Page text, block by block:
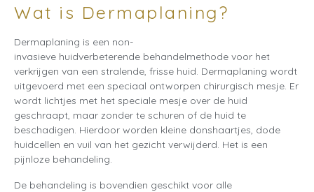
Wat is Dermaplaning?
Dermaplaning is een non-
invasieve huidverbeterende behandelmethode voor het
verkrijgen van een stralende, frisse huid. Dermaplaning wordt
uitgevoerd met een speciaal ontworpen chirurgisch mesje. Er
wordt lichtjes met het speciale mesje over de huid
geschraapt, maar zonder te schuren of de huid te
beschadigen. Hierdoor worden kleine donshaartjes, dode
huidcellen en vuil van het gezicht verwijderd. Het is een
pijnloze behandeling.
De behandeling is bovendien geschikt voor alle